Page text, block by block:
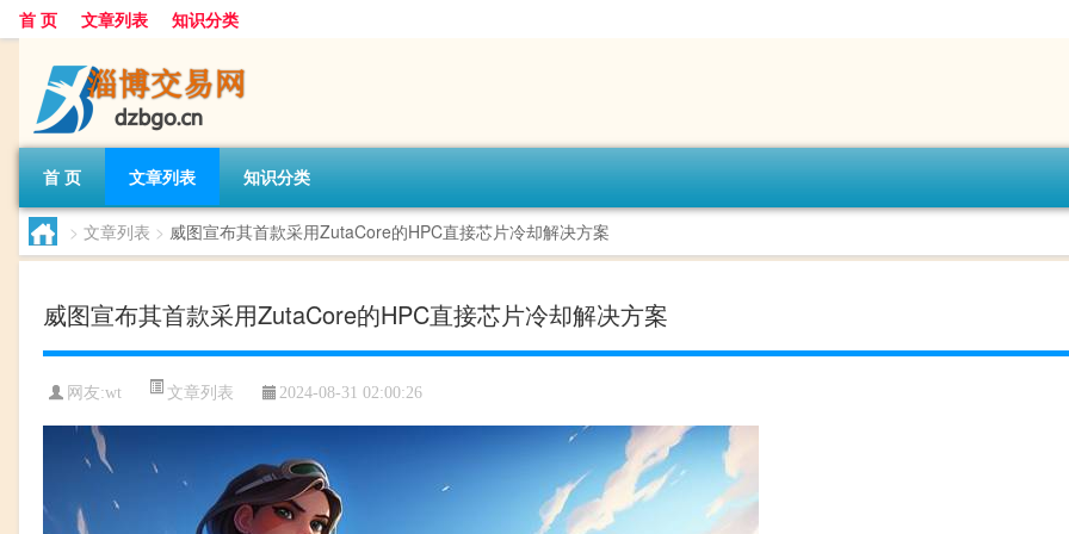
首 页 文章列表 知识分类
首 页 文章列表 知识分类
> 文章列表 > 威图宣布其首款采用ZutaCore的HPC直接芯片冷却解决方案
威图宣布其首款采用ZutaCore的HPC直接芯片冷却解决方案
网友:wt 文章列表 2024-08-31 02:00:26